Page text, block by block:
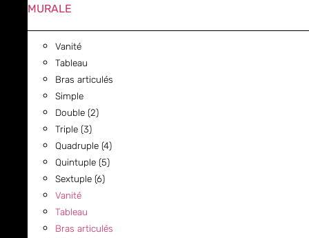
MURALE
Vanité
Tableau
Bras articulés
Simple
Double (2)
Triple (3)
Quadruple (4)
Quintuple (5)
Sextuple (6)
Vanité
Tableau
Bras articulés